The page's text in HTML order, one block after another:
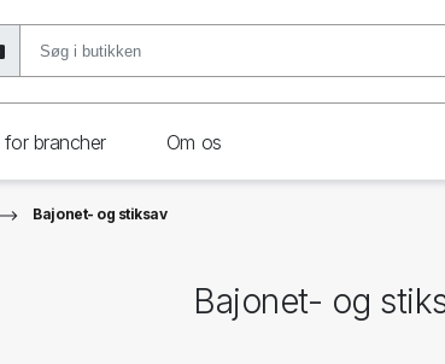
brancher Om os
Bajonet- og stiksav
Bajonet- og